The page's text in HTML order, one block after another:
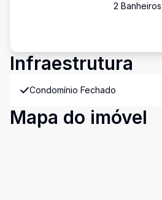
2 Banheiros
Infraestrutura
Condomínio Fechado
Mapa do imóvel